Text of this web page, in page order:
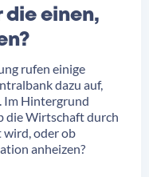
die einen,
rufen einige
dazu auf,
Im Hintergrund
die Wirtschaft durch
oder ob
anheizen?